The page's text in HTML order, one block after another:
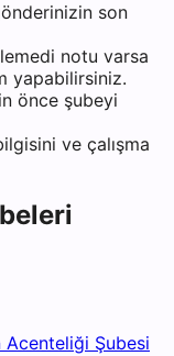
son
notu varsa
yapabilirsiniz.
önce şubeyi
ve çalışma
Acenteliği Şubesi